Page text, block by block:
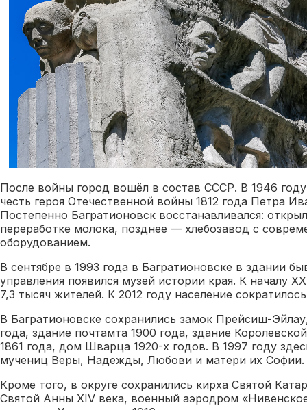
После войны город вошёл в состав СССР. В 1946
честь героя Отечественной войны 1812 года Петра
Постепенно Багратионовск восстанавливался:
переработке молока, позднее — хлебозавод с
оборудованием.
В сентябре в 1993 года в Багратионовске в здании
управления появился музей истории края. К началу
7,3 тысяч жителей. К 2012 году население
В Багратионовске сохранились замок Прейсиш-
года, здание почтамта 1900 года, здание
1861 года, дом Шварца 1920-х годов. В 1997 году
мучениц Веры, Надежды, Любови и матери их Софии.
Кроме того, в округе сохранились кирха Святой
Святой Анны XIV века, военный аэродром